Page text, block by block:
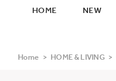
HOME NEW
Home > HOME & LIVING >